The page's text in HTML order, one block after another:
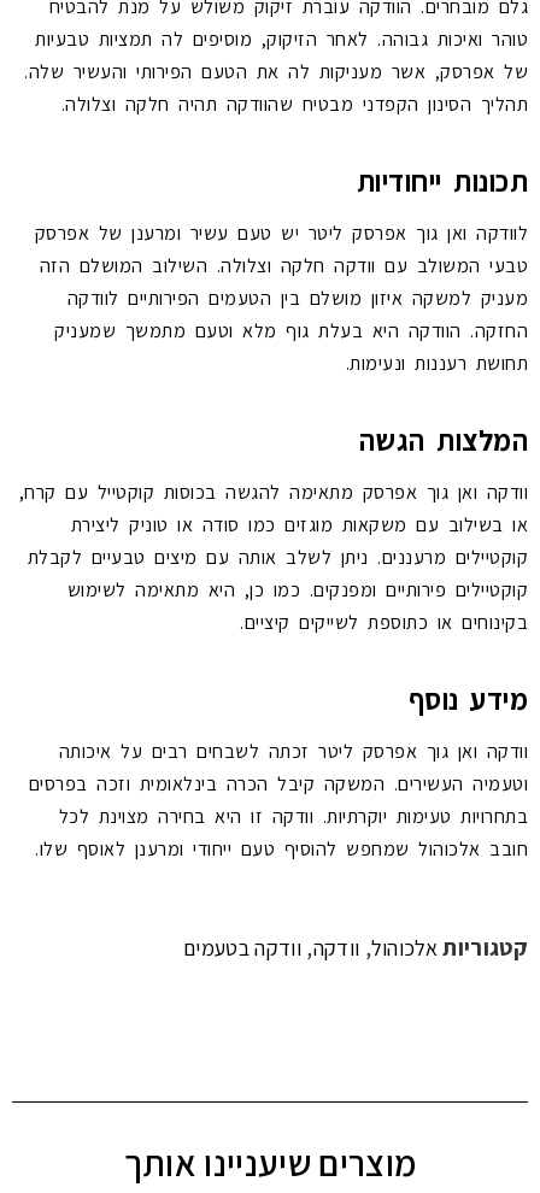
גלם מובחרים. הוודקה עוברת זיקוק משולש על מנת להבטיח
טוהר ואיכות גבוהה. לאחר הזיקוק, מוסיפים לה תמציות טבעיות
של אפרסק, אשר מעניקות לה את הטעם הפירותי והעשיר שלה.
תהליך הסינון הקפדני מבטיח שהוודקה תהיה חלקה וצלולה.
תכונות ייחודיות
לוודקה ואן גוך אפרסק ליטר יש טעם עשיר ומרענן של אפרסק
טבעי המשולב עם וודקה חלקה וצלולה. השילוב המושלם הזה
מעניק למשקה איזון מושלם בין הטעמים הפירותיים לוודקה
החזקה. הוודקה היא בעלת גוף מלא וטעם מתמשך שמעניק
תחושת רעננות ונעימות.
המלצות הגשה
וודקה ואן גוך אפרסק מתאימה להגשה בכוסות קוקטייל עם קרח,
או בשילוב עם משקאות מוגזים כמו סודה או טוניק ליצירת
קוקטיילים מרעננים. ניתן לשלב אותה עם מיצים טבעיים לקבלת
קוקטיילים פירותיים ומפנקים. כמו כן, היא מתאימה לשימוש
בקינוחים או כתוספת לשייקים קיציים.
מידע נוסף
וודקה ואן גוך אפרסק ליטר זכתה לשבחים רבים על איכותה
וטעמיה העשירים. המשקה קיבל הכרה בינלאומית וזכה בפרסים
בתחרויות טעימות יוקרתיות. וודקה זו היא בחירה מצוינת לכל
חובב אלכוהול שמחפש להוסיף טעם ייחודי ומרענן לאוסף שלו.
קטגוריותאלכוהול, וודקה,וודקה בטעמים
מוצרים שיעניינו אותך